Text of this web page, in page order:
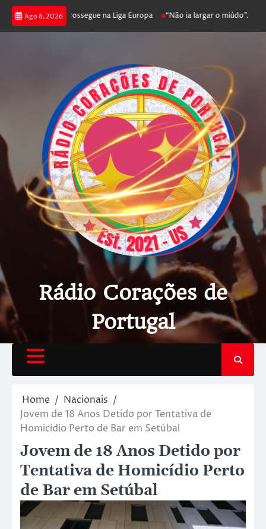
Ago 8, 2026
joga poker e prossegue na Liga Europa “Não ia largar o miúdo”.
Rádio Corações de
Portugal
Home
Nacionais
Jovem de 18 Anos Detido por Tentativa de
Homicídio Perto de Bar em Setúbal
Jovem de 18 Anos Detido por
Tentativa de Homicídio Perto
de Bar em Setúbal